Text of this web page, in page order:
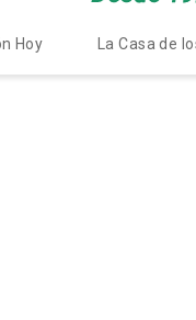
Hoy La Casa de